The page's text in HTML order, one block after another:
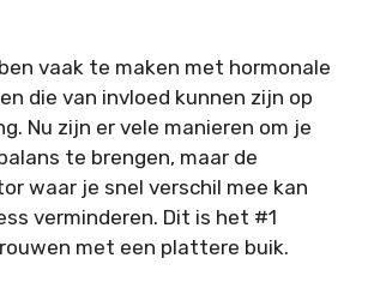
vaak te maken met hormonale
die van invloed kunnen zijn op
Nu zijn er vele manieren om je
te brengen, maar de
waar je snel verschil mee kan
verminderen. Dit is het #1
met een plattere buik.